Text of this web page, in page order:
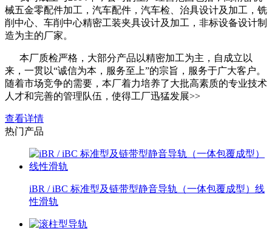
械五金零配件加工，汽车配件，汽车检、治具设计及加工，铣
削中心、车削中心精密工装夹具设计及加工，非标设备设计制
造为主的厂家。
本厂质检严格，大部分产品以精密加工为主，自成立以
来，一贯以“诚信为本，服务至上”的宗旨，服务于广大客户。
随着市场竞争的需要，本厂着力培养了大批高素质的专业技术
人才和完善的管理队伍，使得工厂迅猛发展>>
查看详情
热门产品
iBR / iBC 标准型及链带型静音导轨（一体包覆成型）线
性滑轨